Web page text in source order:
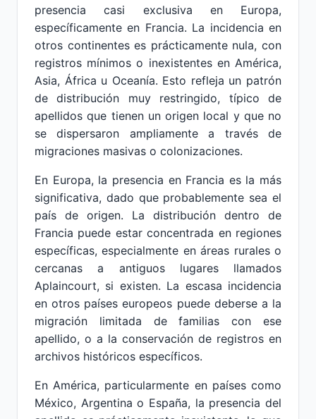
presencia casi exclusiva en Europa,
específicamente en Francia. La incidencia en
otros continentes es prácticamente nula, con
registros mínimos o inexistentes en América,
Asia, África u Oceanía. Esto refleja un patrón
de distribución muy restringido, típico de
apellidos que tienen un origen local y que no
se dispersaron ampliamente a través de
migraciones masivas o colonizaciones.
En Europa, la presencia en Francia es la más
significativa, dado que probablemente sea el
país de origen. La distribución dentro de
Francia puede estar concentrada en regiones
específicas, especialmente en áreas rurales o
cercanas a antiguos lugares llamados
Aplaincourt, si existen. La escasa incidencia
en otros países europeos puede deberse a la
migración limitada de familias con ese
apellido, o a la conservación de registros en
archivos históricos específicos.
En América, particularmente en países como
México, Argentina o España, la presencia del